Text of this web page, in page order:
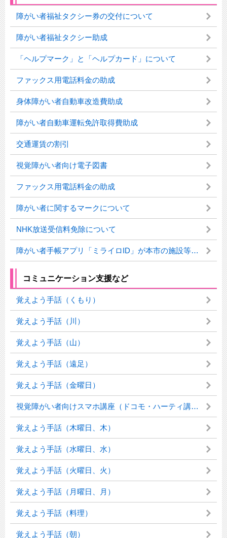
障がい者福祉タクシー券の交付について
障がい者福祉タクシー助成
「ヘルプマーク」と「ヘルプカード」について
ファックス用電話料金の助成
身体障がい者自動車改造費助成
障がい者自動車運転免許取得費助成
交通運賃の割引
視覚障がい者向け電子図書
ファックス用電話料金の助成
障がい者に関するマークについて
NHK放送受信料免除について
障がい者手帳アプリ「ミライロID」が本市の施設等で利用できます。
コミュニケーション支援など
覚えよう手話（くもり）
覚えよう手話（川）
覚えよう手話（山）
覚えよう手話（遠足）
覚えよう手話（金曜日）
視覚障がい者向けスマホ講座（ドコモ・ハーティ講座）を実施しました
覚えよう手話（木曜日、木）
覚えよう手話（水曜日、水）
覚えよう手話（火曜日、火）
覚えよう手話（月曜日、月）
覚えよう手話（料理）
覚えよう手話（朝）